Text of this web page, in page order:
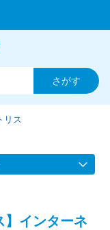
リス
のか
】インターネ